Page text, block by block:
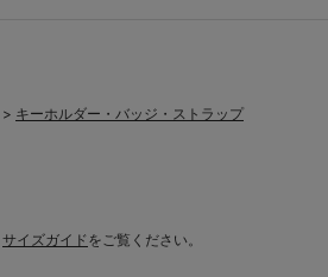
> キーホルダー・バッジ・ストラップ
サイズガイドをご覧ください。